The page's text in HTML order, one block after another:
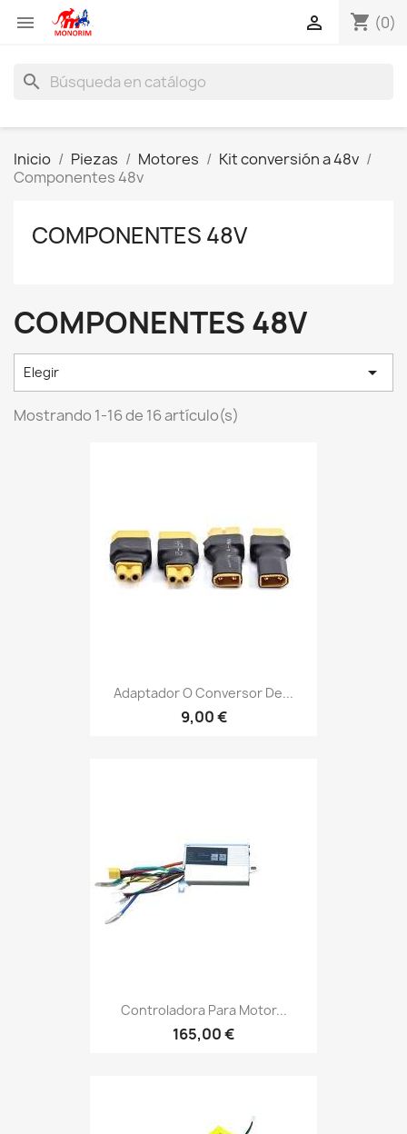
 shopping_cart (0)

search
Inicio Piezas Motores
Kit conversión a 48v
Componentes 48v
COMPONENTES 48V
COMPONENTES 48V
Elegir 
Mostrando 1-16 de 16 artículo(s)
Adaptador O Conversor De...
9,00 €
Controladora Para Motor...
165,00 €